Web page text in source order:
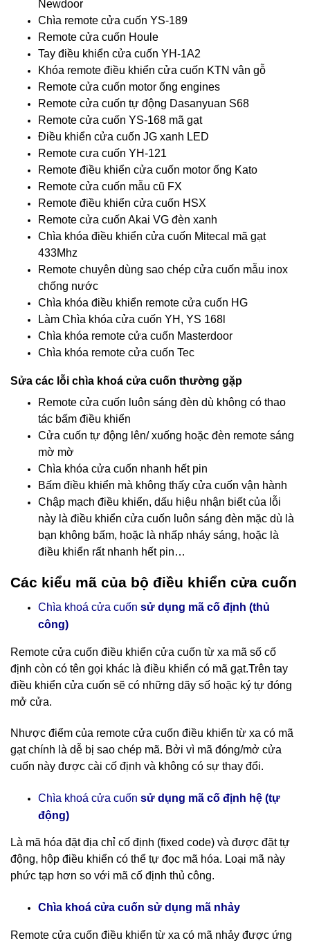
Newdoor
Chìa remote cửa cuốn YS-189
Remote cửa cuốn Houle
Tay điều khiển cửa cuốn YH-1A2
Khóa remote điều khiển cửa cuốn KTN vân gỗ
Remote cửa cuốn motor ống engines
Remote cửa cuốn tự động Dasanyuan S68
Remote cửa cuốn YS-168 mã gạt
Điều khiển cửa cuốn JG xanh LED
Remote cưa cuốn YH-121
Remote điều khiển cửa cuốn motor ống Kato
Remote cửa cuốn mẫu cũ FX
Remote điều khiển cửa cuốn HSX
Remote cửa cuốn Akai VG đèn xanh
Chìa khóa điều khiển cửa cuốn Mitecal mã gạt
433Mhz
Remote chuyên dùng sao chép cửa cuốn mẫu inox
chống nước
Chìa khóa điều khiển remote cửa cuốn HG
Làm Chìa khóa cửa cuốn YH, YS 168l
Chìa khóa remote cửa cuốn Masterdoor
Chìa khóa remote cửa cuốn Tec
Sửa các lỗi chìa khoá cửa cuốn thường gặp
Remote cửa cuốn luôn sáng đèn dù không có thao
tác bấm điều khiển
Cửa cuốn tự động lên/ xuống hoặc đèn remote sáng
mờ mờ
Chìa khóa cửa cuốn nhanh hết pin
Bấm điều khiển mà không thấy cửa cuốn vận hành
Chập mạch điều khiển, dấu hiệu nhận biết của lỗi
này là điều khiển cửa cuốn luôn sáng đèn mặc dù là
bạn không bấm, hoặc là nhấp nháy sáng, hoặc là
điều khiển rất nhanh hết pin…
Các kiểu mã của bộ điều khiển cửa cuốn
Chìa khoá cửa cuốn sử dụng mã cố định (thủ
công)
Remote cửa cuốn điều khiển cửa cuốn từ xa mã số cố
định còn có tên gọi khác là điều khiển có mã gạt.Trên tay
điều khiển cửa cuốn sẽ có những dãy số hoặc ký tự đóng
mở cửa.
Nhược điểm của remote cửa cuốn điều khiển từ xa có mã
gạt chính là dễ bị sao chép mã. Bởi vì mã đóng/mở cửa
cuốn này được cài cố định và không có sự thay đổi.
Chìa khoá cửa cuốn sử dụng mã cố định hệ (tự
động)
Là mã hóa đặt địa chỉ cố định (fixed code) và được đặt tự
động, hộp điều khiển có thể tự đọc mã hóa. Loại mã này
phức tạp hơn so với mã cố định thủ công.
Chìa khoá cửa cuốn sử dụng mã nhảy
Remote cửa cuốn điều khiển từ xa có mã nhảy được ứng